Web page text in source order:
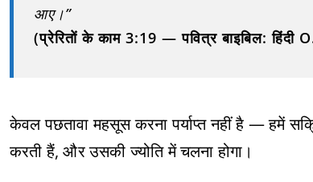
आए।”
(प्रेरितों के काम 3:19 — पवित्र बाइबिल: हिंदी
केवल पछतावा महसूस करना पर्याप्त नहीं है — हमें
करती हैं, और उसकी ज्योति में चलना होगा।